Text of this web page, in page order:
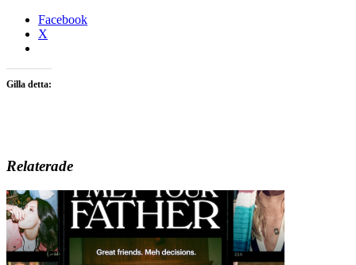
Facebook
X
Gilla detta:
Relaterade